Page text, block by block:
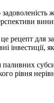
це рецепт
рівня